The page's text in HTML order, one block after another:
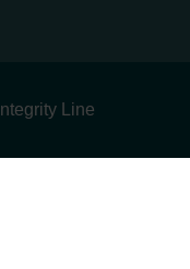
Integrity Line